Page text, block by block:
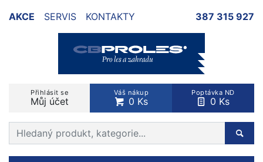
AKCE SERVIS KONTAKTY 387 315 927
Přihlásit se
Můj účet
Váš nákup
0 Ks
Poptávka ND
0 Ks
Prohledat web